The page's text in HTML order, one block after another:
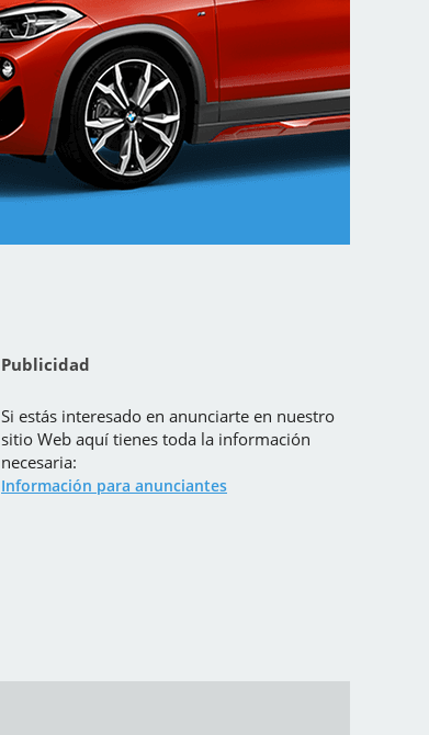
Publicidad
Si estás interesado en anunciarte en nuestro
sitio Web aquí tienes toda la información
necesaria:
Información para anunciantes